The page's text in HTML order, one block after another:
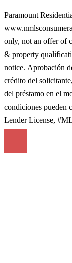
Paramount
only, not an offer of
& property
notice. Aprobación
crédito del
del préstamo en el
condiciones pueden
Lender License,